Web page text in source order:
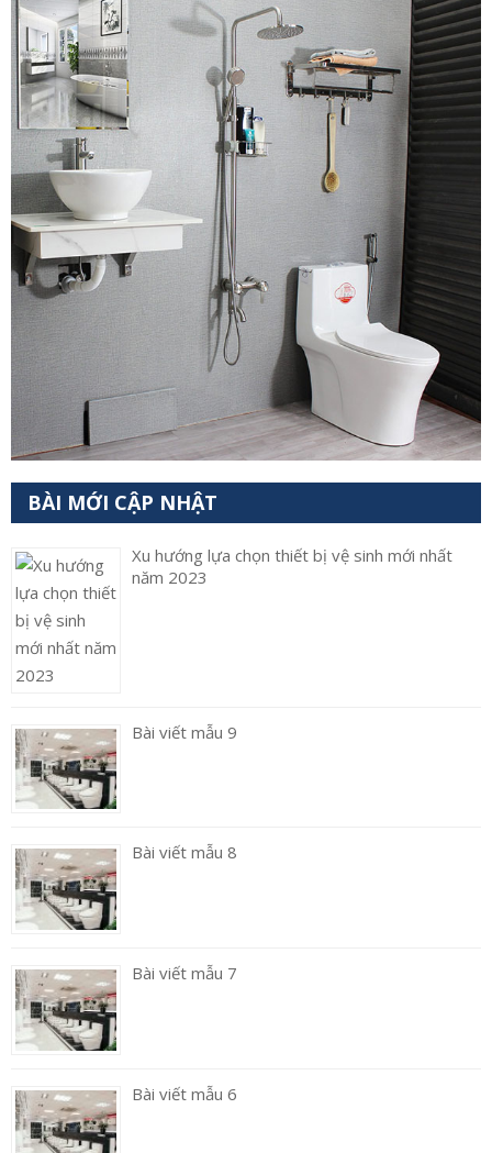
BÀI MỚI CẬP NHẬT
Xu hướng lựa chọn thiết bị vệ sinh mới nhất
năm 2023
Bài viết mẫu 9
Bài viết mẫu 8
Bài viết mẫu 7
Bài viết mẫu 6